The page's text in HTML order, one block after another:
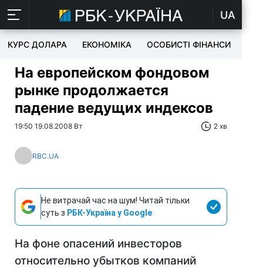
UA
КУРС ДОЛАРА ЕКОНОМІКА ОСОБИСТІ ФІНАНСИ
На европейском фондовом
рынке продолжается
падение ведущих индексов
19:50 19.08.2008 Вт 2 хв
RBC.UA
Не витрачай час на шум! Читай тільки
суть з РБК-Україна у Google
На фоне опасений инвесторов
относительно убытков компаний